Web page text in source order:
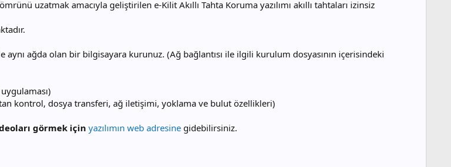
uzatmak amacıyla geliştirilen e-Kilit Akıllı Tahta Koruma yazılımı akıllı tahtaları izinsiz
aynı ağda olan bir bilgisayara kurunuz. (Ağ bağlantısı ile ilgili kurulum dosyasının içerisindeki
kontrol, dosya transferi, ağ iletişimi, yoklama ve bulut özellikleri)
görmek için yazılımın web adresine gidebilirsiniz.